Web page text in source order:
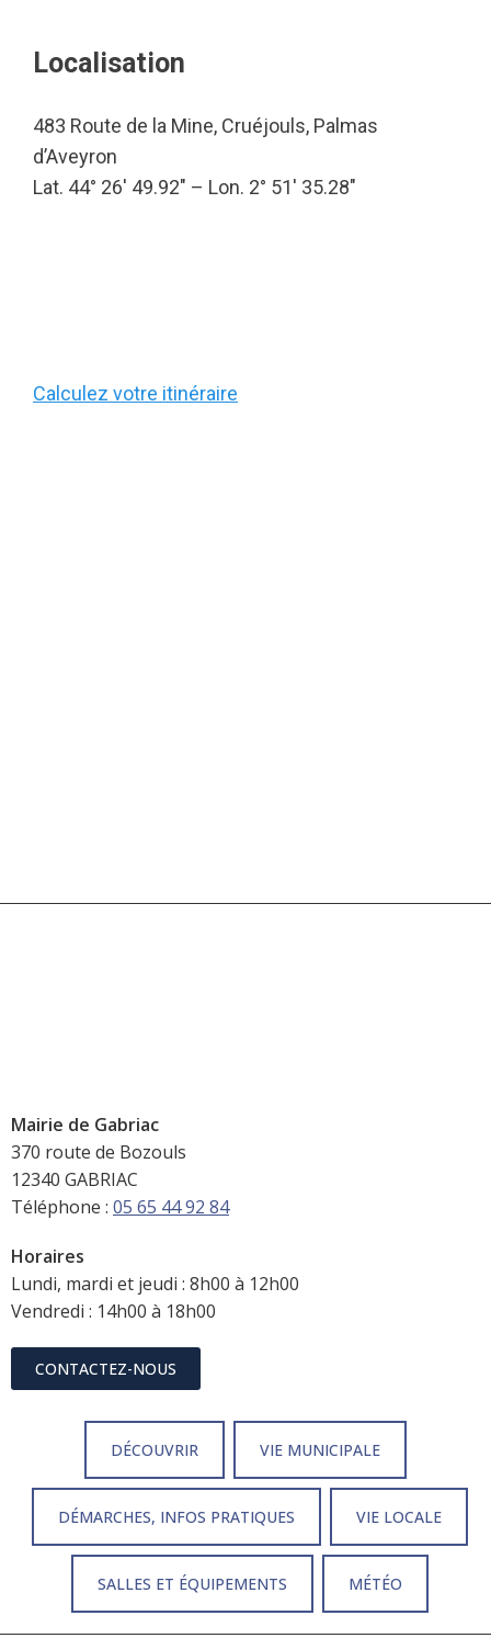
Localisation
483 Route de la Mine, Cruéjouls, Palmas
d’Aveyron
Lat. 44° 26′ 49.92″ – Lon. 2° 51′ 35.28″
Calculez votre itinéraire
Mairie de Gabriac
370 route de Bozouls
12340 GABRIAC
Téléphone : 05 65 44 92 84
Horaires
Lundi, mardi et jeudi : 8h00 à 12h00
Vendredi : 14h00 à 18h00
CONTACTEZ-NOUS
DÉCOUVRIR VIE MUNICIPALE
DÉMARCHES, INFOS PRATIQUES VIE LOCALE
SALLES ET ÉQUIPEMENTS MÉTÉO